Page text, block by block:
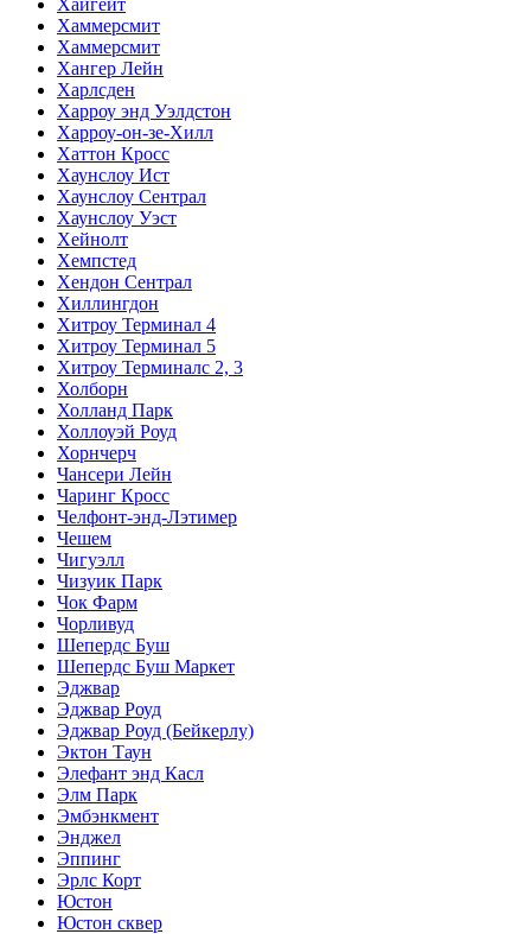
Хайгейт
Хаммерсмит
Хаммерсмит
Хангер Лейн
Харлсден
Харроу энд Уэлдстон
Харроу-он-зе-Хилл
Хаттон Кросс
Хаунслоу Ист
Хаунслоу Сентрал
Хаунслоу Уэст
Хейнолт
Хемпстед
Хендон Сентрал
Хиллингдон
Хитроу Терминал 4
Хитроу Терминал 5
Хитроу Терминалс 2, 3
Холборн
Холланд Парк
Холлоуэй Роуд
Хорнчерч
Чансери Лейн
Чаринг Кросс
Челфонт-энд-Лэтимер
Чешем
Чигуэлл
Чизуик Парк
Чок Фарм
Чорливуд
Шепердс Буш
Шепердс Буш Маркет
Эджвар
Эджвар Роуд
Эджвар Роуд (Бейкерлу)
Эктон Таун
Элефант энд Касл
Элм Парк
Эмбэнкмент
Энджел
Эппинг
Эрлс Корт
Юстон
Юстон сквер